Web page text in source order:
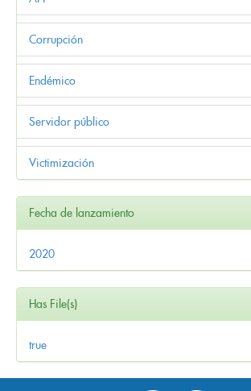
Corrupción
Endémico
Servidor público
Victimización
Fecha de lanzamiento
2020
Has File(s)
true